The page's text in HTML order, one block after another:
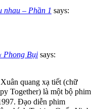
nhau – Phần 1 says:
Phong Bụi says:
quang xạ tiết (chữ
Together) là một bộ phim
Đạo diễn phim